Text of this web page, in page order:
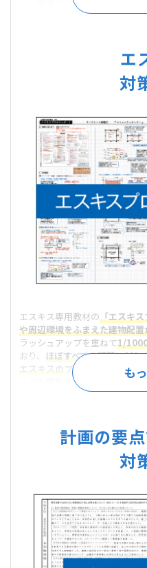
に、確実にプランをまとめる
「素早く時間内に図面を
図面を完成させる力を身につ
エ
対
エスキス専用教材の 「エスキ
や周辺環境をふまえた建物配
ラッシュアップを重ねて1/
おり、
ほぼすべての課題に対し
エスキスのプロセスを分解し
ッドを理解する
プラ
できます。
計画の要
対